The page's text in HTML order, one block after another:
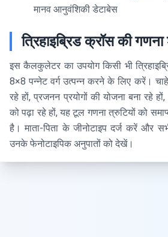
मानव आनुवंशिकी डेटाबेस
त्रिहाइब्रिड क्रॉस की
इस कैलकुलेटर का उपयोग किसी भी
8×8 पन्नेट वर्ग उत्पन्न करने के लिए करें।
रहे हों, प्रजनन प्रयोगों की योजना बना रहे
को पढ़ा रहे हों, यह टूल गणना त्रुटियों को
है। माता-पिता के जीनोटाइप दर्ज करें और
उनके फेनोटाइपिक अनुपातों को देखें।